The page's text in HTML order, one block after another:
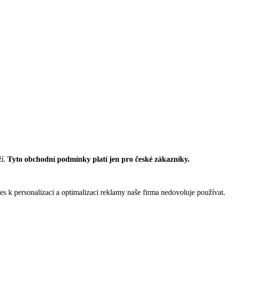
Tyto obchodní podmínky platí jen pro české zákazníky.
k personalizaci a optimalizaci reklamy naše firma nedovoluje používat.